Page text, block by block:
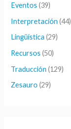
:Eventos (39)
Interpretación (44)
Lingüística (29)
Recursos (50)
Traducción (129)
Zesauro (29)